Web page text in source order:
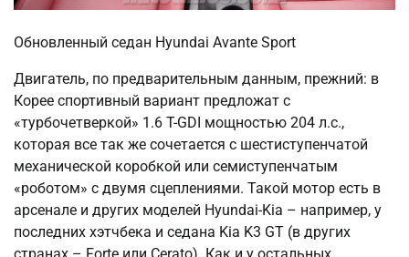
Обновленный седан Hyundai Avante Sport
Двигатель, по предварительным данным, прежний: в
Корее спортивный вариант предложат с
«турбочетверкой» 1.6 T-GDI мощностью 204 л.с.,
которая все так же сочетается с шестиступенчатой
механической коробкой или семиступенчатым
«роботом» с двумя сцеплениями. Такой мотор есть в
арсенале и других моделей Hyundai-Kia – например, у
последних хэтчбека и седана Kia K3 GT (в других